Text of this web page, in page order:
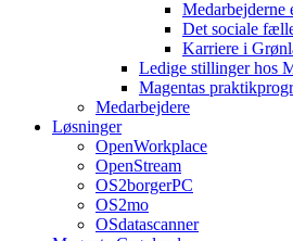
Medarbejderne
Det sociale
Karriere i
Ledige stillinger hos
Magentas
Medarbejdere
Løsninger
OpenWorkplace
OpenStream
OS2borgerPC
OS2mo
OSdatascanner